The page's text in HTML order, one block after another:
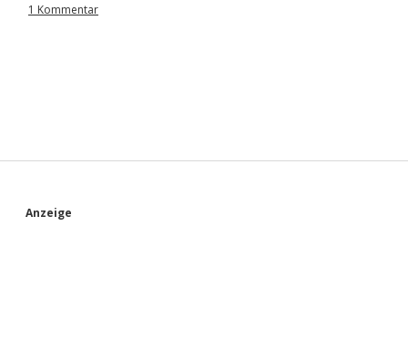
1 Kommentar
S
Anzeige